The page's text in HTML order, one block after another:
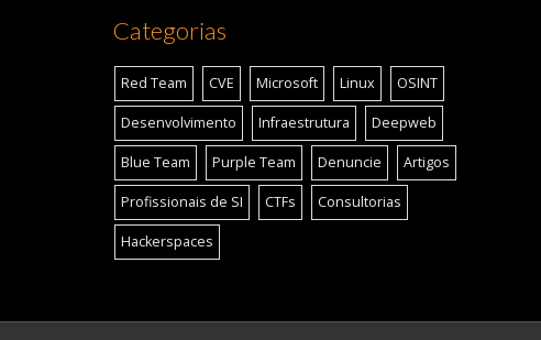
Categorias
Red Team CVE Microsoft Linux OSINT
Desenvolvimento Infraestrutura Deepweb
Blue Team Purple Team Denuncie Artigos
Profissionais de SI CTFs Consultorias
Hackerspaces